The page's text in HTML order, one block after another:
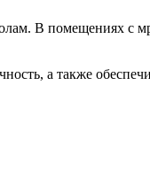
В помещениях с
а также